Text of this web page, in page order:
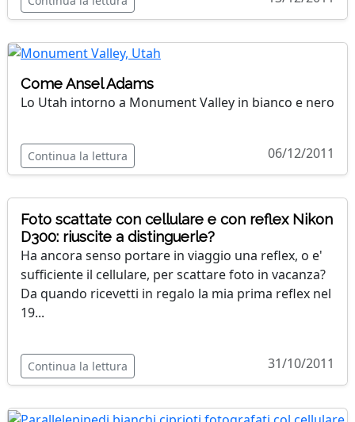
Come Ansel Adams
Lo Utah intorno a Monument Valley in bianco e nero
Continua la lettura 06/12/2011
Foto scattate con cellulare e con reflex Nikon
D300: riuscite a distinguerle?
Ha ancora senso portare in viaggio una reflex, o e'
sufficiente il cellulare, per scattare foto in vacanza?
Da quando ricevetti in regalo la mia prima reflex nel
19...
Continua la lettura 31/10/2011